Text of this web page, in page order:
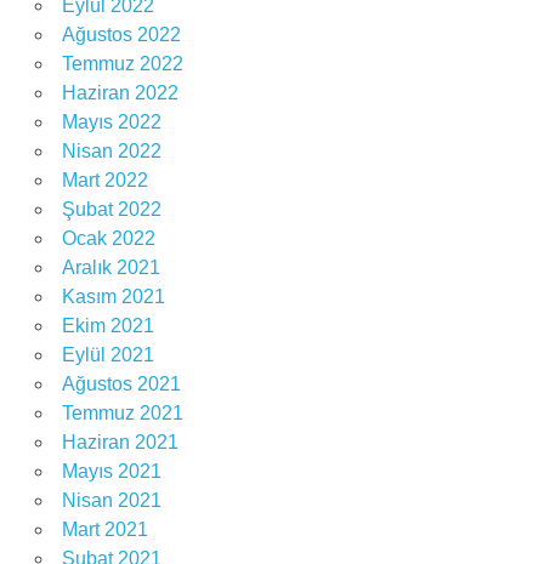
Eylül 2022
Ağustos 2022
Temmuz 2022
Haziran 2022
Mayıs 2022
Nisan 2022
Mart 2022
Şubat 2022
Ocak 2022
Aralık 2021
Kasım 2021
Ekim 2021
Eylül 2021
Ağustos 2021
Temmuz 2021
Haziran 2021
Mayıs 2021
Nisan 2021
Mart 2021
Şubat 2021